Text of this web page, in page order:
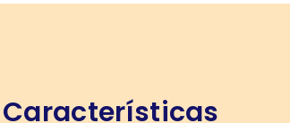
Características